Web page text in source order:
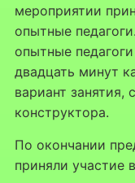
мероприятии
опытные
опытные
двадцать минут
вариант занятия,
конструктора.
По окончании
приняли участие